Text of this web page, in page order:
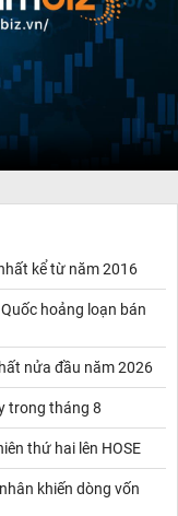
kể từ năm 2016
hoảng loạn bán
nửa đầu năm 2026
trong tháng 8
thứ hai lên HOSE
khiến dòng vốn